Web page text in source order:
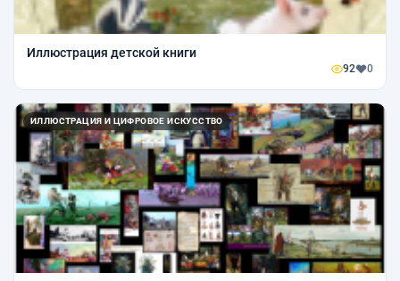
Иллюстрация детской книги
92 0
ИЛЛЮСТРАЦИЯ И ЦИФРОВОЕ ИСКУССТВО